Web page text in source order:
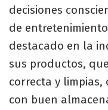
decisiones
de
destacado en la
sus productos,
correcta y limpias,
con buen